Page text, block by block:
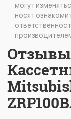
могут
носят
Отзывы